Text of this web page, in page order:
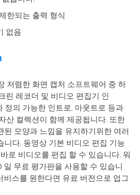
한되는 출력 형식
없음
저렴한 화면 캡처 소프트웨어 중 하
린 레코더 및 비디오 편집기 인
정의 가능한 인트로, 아웃트로 등과
산 컬렉션이 함께 제공됩니다. 또한
된 모양과 느낌을 유지하기위한 여러
니다. 동영상 기본 비디오 편집 기능
로 비디오를 편집 할 수 있습니다. 워
일 무료 평가판을 사용할 수 있습니
비스를 원한다면 유료 버전으로 업그